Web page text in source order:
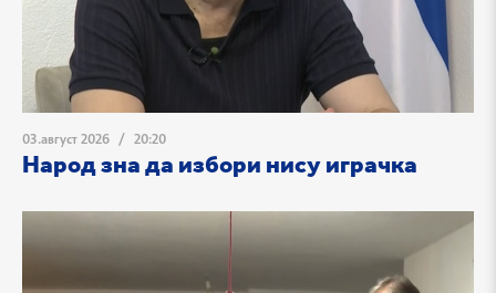
03.август 2026 / 20:20
Народ зна да избори нису играчка